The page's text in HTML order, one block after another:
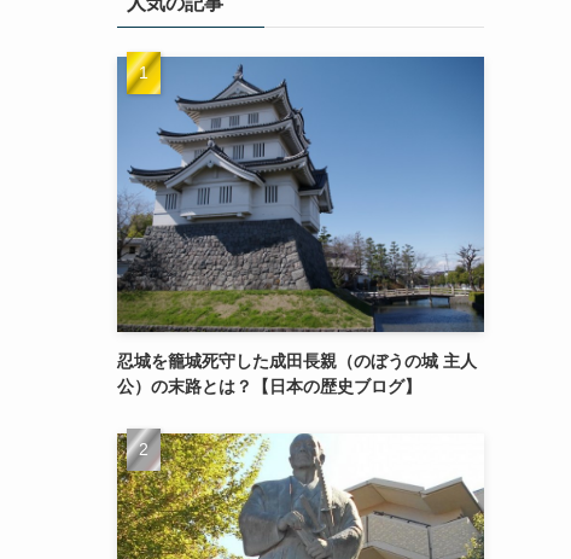
忍城を籠城死守した成田長親（のぼうの城 主人
公）の末路とは？【日本の歴史ブログ】